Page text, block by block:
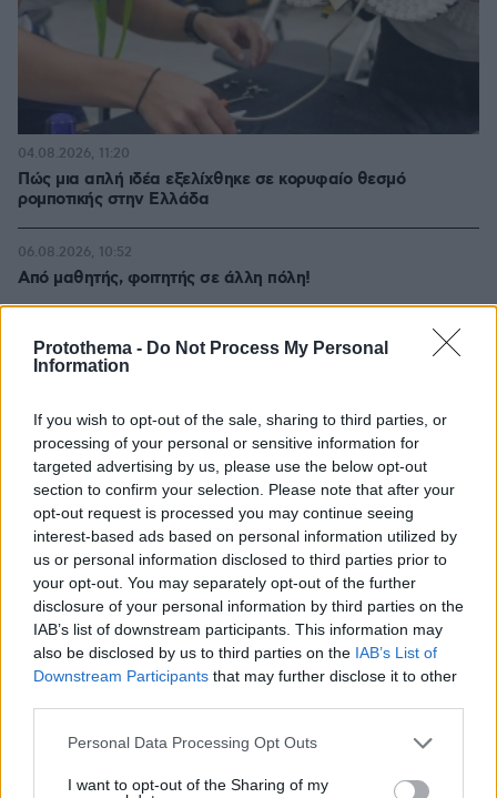
Protothema - Do Not Process My Personal
Information
If you wish to opt-out of the sale, sharing to third parties, or
processing of your personal or sensitive information for
targeted advertising by us, please use the below opt-out
section to confirm your selection. Please note that after your
opt-out request is processed you may continue seeing
interest-based ads based on personal information utilized by
us or personal information disclosed to third parties prior to
your opt-out. You may separately opt-out of the further
disclosure of your personal information by third parties on the
IAB’s list of downstream participants. This information may
also be disclosed by us to third parties on the IAB’s List of
Downstream Participants that may further disclose it to other
Please note that this website/app uses one or more Google
not limited to your visit or usage behaviour. You may click to
Personal Data Processing Opt Outs
I want to opt-out of the Sharing of my
Πώς μια απλή ιδέα εξελίχθηκε σε κορυφαίο θεσμό
ρομποτικής στην Ελλάδα
04.08.2026, 11:20
Από μαθητής, φοιτητής σε άλλη πόλη!
06.08.2026, 10:52
Επαγγελματική Εκπαίδευση & Εξειδίκευση: Το Mοντέλο που
σε Bάζει στην Aγορά Eργασίας
ΡΟΗ ΕΙΔΗΣΕΩΝ
Ειδήσεις Δημοφιλή Σχολιασμένα
Τα δύο πρόσωπα της ελληνικής οικονομίας: Aνεβαίνει ο
πλούτος, πέφτει η αποταμίευση και «φουσκώνει» ο
δανεισμός
πριν 5 λεπτά
Αντιδράσεις για την εμφάνισή του Φειδία Παναγιώτου
με σορτς σε εκδήλωση μνήμης για Ισαάκ και Σολωμού
πριν 8 λεπτά
πριν 14 λεπτά